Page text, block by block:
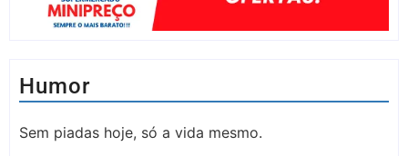
Humor
Sem piadas hoje, só a vida mesmo.